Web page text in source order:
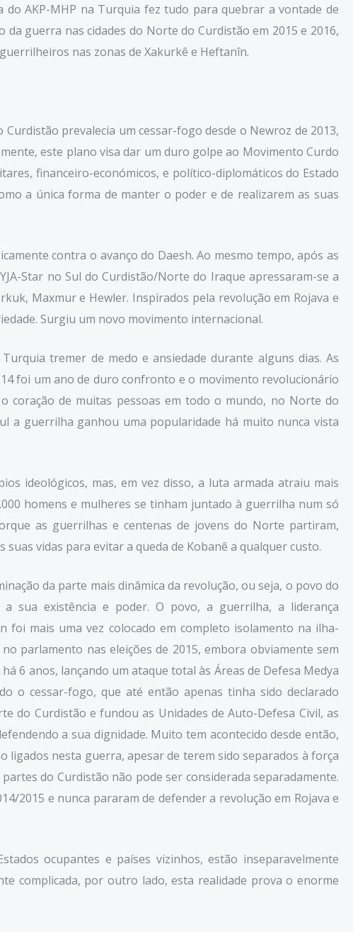
AKP-MHP na Turquia fez tudo para quebrar a vontade de
guerra nas cidades do Norte do Curdistão em 2015 e 2016,
nas zonas de Xakurkê e Heftanîn.
prevalecia um cessar-fogo desde o Newroz de 2013,
este plano visa dar um duro golpe ao Movimento Curdo
financeiro-económicos, e político-diplomáticos do Estado
a única forma de manter o poder e de realizarem as suas
contra o avanço do Daesh. Ao mesmo tempo, após as
Star no Sul do Curdistão/Norte do Iraque apressaram-se a
Maxmur e Hewler. Inspirados pela revolução em Rojava e
Surgiu um novo movimento internacional.
tremer de medo e ansiedade durante alguns dias. As
foi um ano de duro confronto e o movimento revolucionário
coração de muitas pessoas em todo o mundo, no Norte do
a guerrilha ganhou uma popularidade há muito nunca vista
ideológicos, mas, em vez disso, a luta armada atraiu mais
homens e mulheres se tinham juntado à guerrilha num só
as guerrilhas e centenas de jovens do Norte partiram,
vidas para evitar a queda de Kobanê a qualquer custo.
da parte mais dinâmica da revolução, ou seja, o povo do
sua existência e poder. O povo, a guerrilha, a liderança
foi mais uma vez colocado em completo isolamento na ilha-
parlamento nas eleições de 2015, embora obviamente sem
6 anos, lançando um ataque total às Áreas de Defesa Medya
o cessar-fogo, que até então apenas tinha sido declarado
do Curdistão e fundou as Unidades de Auto-Defesa Civil, as
a sua dignidade. Muito tem acontecido desde então,
ligados nesta guerra, apesar de terem sido separados à força
do Curdistão não pode ser considerada separadamente.
2015 e nunca pararam de defender a revolução em Rojava e
ocupantes e países vizinhos, estão inseparavelmente
complicada, por outro lado, esta realidade prova o enorme